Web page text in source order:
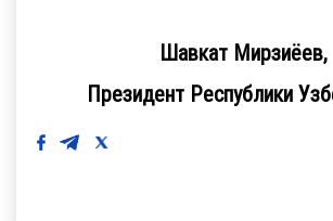
Шавкат Мирзиёев,
Президент Республики